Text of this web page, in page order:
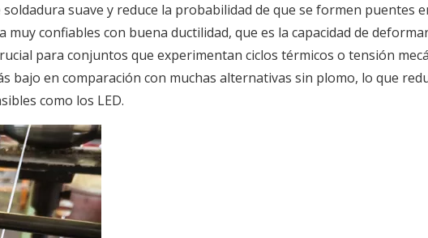
suave y reduce la probabilidad de que se formen puentes
muy confiables con buena ductilidad, que es la capacidad de
para conjuntos que experimentan ciclos térmicos o tensión
bajo en comparación con muchas alternativas sin plomo, lo que
como los LED.